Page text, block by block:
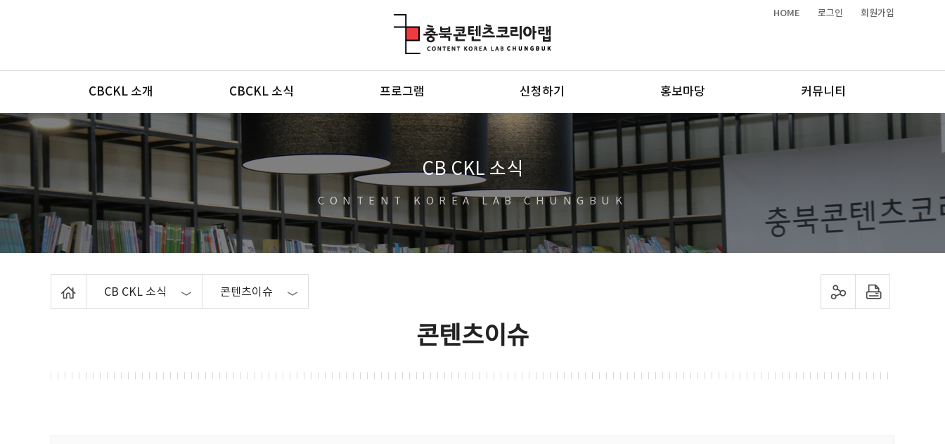
HOME 로그인 회원가입
메뉴
CBCKL 소개 CBCKL 소식 프로그램 신청하기 홍보마당 커뮤니티
CB CKL 소식
CONTENT KOREA LAB CHUNGBUK
CB CKL 소식 콘텐츠이슈 sns 공유하기 프린트하기
콘텐츠이슈